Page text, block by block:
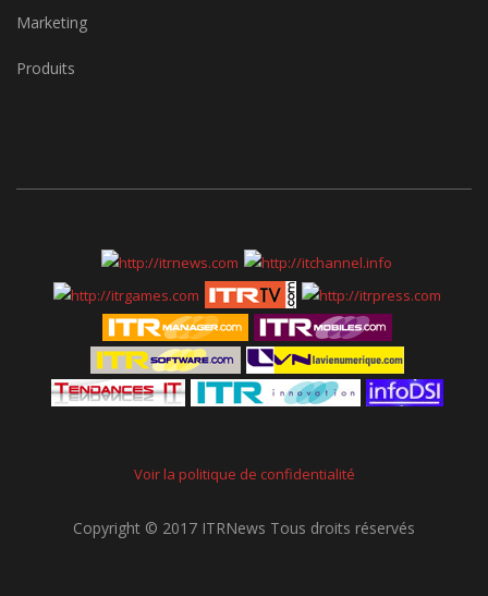
Marketing
Produits
Voir la politique de confidentialité
Copyright © 2017 ITRNews Tous droits réservés